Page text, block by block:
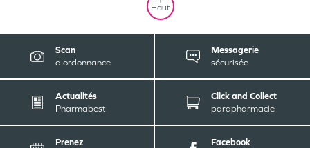
Haut
Scan
d'ordonnance
Messagerie
sécurisée
Actualités
Pharmabest
Click and Collect
parapharmacie
Prenez
Facebook